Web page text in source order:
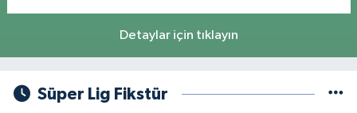
Detaylar için tıklayın
Süper Lig Fikstür